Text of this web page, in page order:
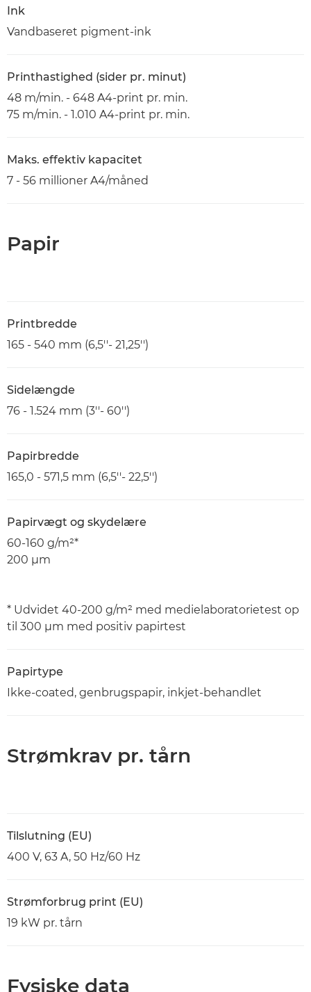
Ink
Vandbaseret pigment-ink
Printhastighed (sider pr. minut)
48 m/min. - 648 A4-print pr. min.
75 m/min. - 1.010 A4-print pr. min.
Maks. effektiv kapacitet
7 - 56 millioner A4/måned
Papir
Printbredde
165 - 540 mm (6,5''- 21,25'')
Sidelængde
76 - 1.524 mm (3''- 60'')
Papirbredde
165,0 - 571,5 mm (6,5''- 22,5'')
Papirvægt og skydelære
60-160 g/m²*
200 μm
* Udvidet 40-200 g/m² med medielaboratorietest op
til 300 μm med positiv papirtest
Papirtype
Ikke-coated, genbrugspapir, inkjet-behandlet
Strømkrav pr. tårn
Tilslutning (EU)
400 V, 63 A, 50 Hz/60 Hz
Strømforbrug print (EU)
19 kW pr. tårn
Fysiske data